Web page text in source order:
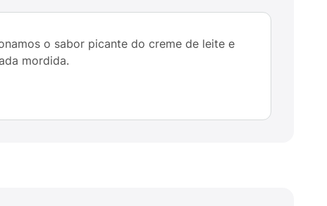
o sabor picante do creme de leite e
mordida.